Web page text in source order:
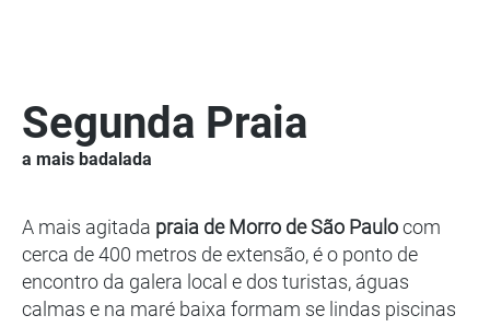
Segunda Praia
a mais badalada
A mais agitada praia de Morro de São Paulocom
cerca de 400 metros de extensão, é o ponto de
encontro da galera local e dos turistas, águas
calmas e na maré baixa formam se lindas piscinas